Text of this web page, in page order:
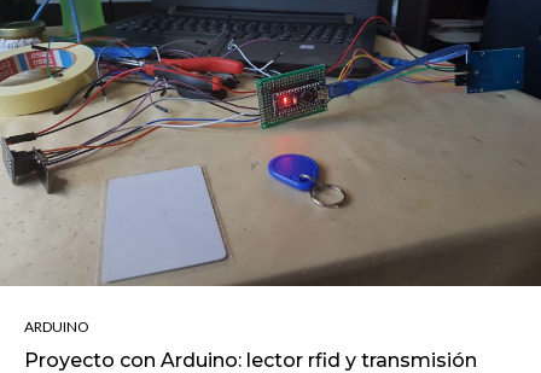
ARDUINO
Proyecto con Arduino: lector rfid y transmisión